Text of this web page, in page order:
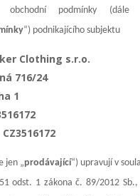
obchodní podmínky
“) podnikajícího subjektu
Clothing s.r.o.
716/24
1
CZ3516172
jen „prodávající“) upravují v
odst. 1 zákona č. 89/2012 Sb.,